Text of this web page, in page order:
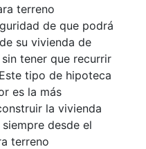
terreno
de que podrá
su vivienda de
tener que recurrir
tipo de hipoteca
es la más
la vivienda
desde el
terreno